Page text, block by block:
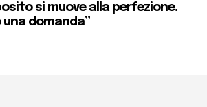
si muove alla perfezione.
una domanda”